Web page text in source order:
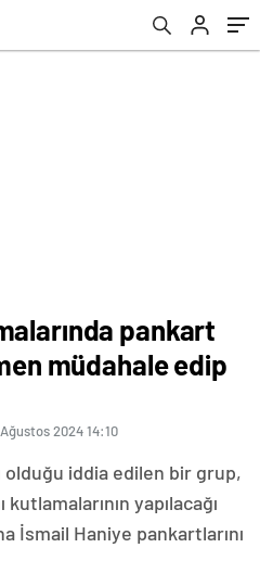
pankart
müdahale edip
2024 14:10
olduğu iddia edilen bir grup,
yapılacağı
İsmail Haniye pankartlarını